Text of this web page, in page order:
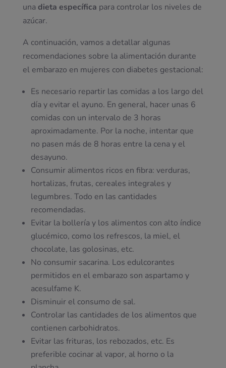
una dieta específica para controlar los niveles de
azúcar.
A continuación, vamos a detallar algunas
recomendaciones sobre la alimentación durante
el embarazo en mujeres con diabetes gestacional:
Es necesario repartir las comidas a los largo del
día y evitar el ayuno. En general, hacer unas 6
comidas con un intervalo de 3 horas
aproximadamente. Por la noche, intentar que
no pasen más de 8 horas entre la cena y el
desayuno.
Consumir alimentos ricos en fibra: verduras,
hortalizas, frutas, cereales integrales y
legumbres. Todo en las cantidades
recomendadas.
Evitar la bollería y los alimentos con alto índice
glucémico, como los refrescos, la miel, el
chocolate, las golosinas, etc.
No consumir sacarina. Los edulcorantes
permitidos en el embarazo son aspartamo y
acesulfame K.
Disminuir el consumo de sal.
Controlar las cantidades de los alimentos que
contienen carbohidratos.
Evitar las frituras, los rebozados, etc. Es
preferible cocinar al vapor, al horno o la